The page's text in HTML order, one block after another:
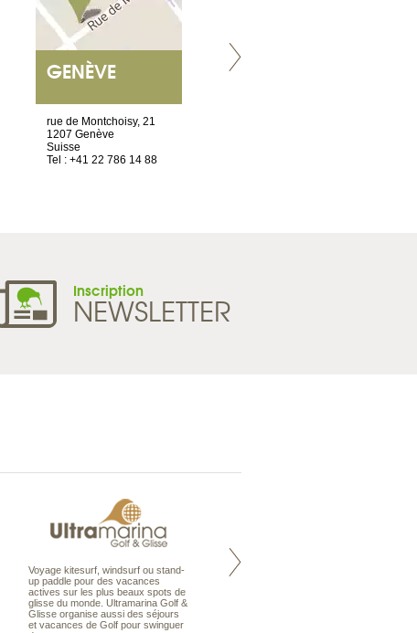
GENÈVE
rue de Montchoisy, 21
1207 Genève
Suisse
Tel : +41 22 786 14 88
Inscription
NEWSLETTER
Voyage kitesurf, windsurf ou stand-
up paddle pour des vacances
actives sur les plus beaux spots de
glisse du monde. Ultramarina Golf &
Glisse organise aussi des séjours
et vacances de Golf pour swinguer
Maldives à la Carte propose tous